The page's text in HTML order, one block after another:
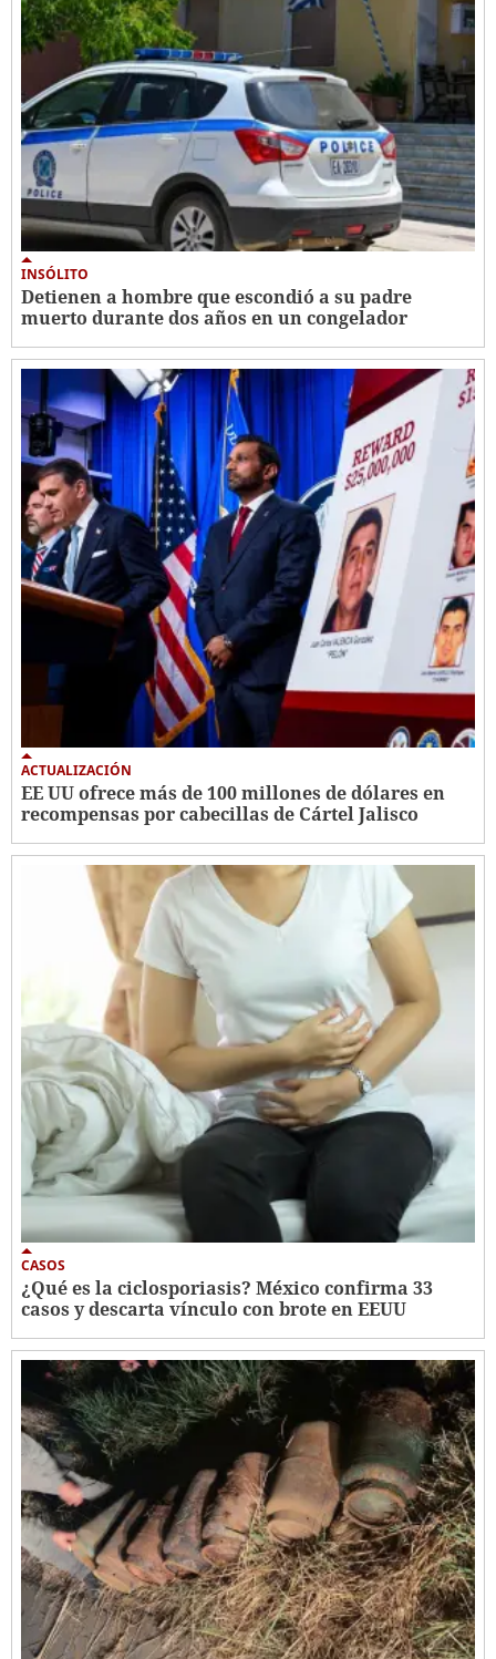
INSÓLITO
Detienen a hombre que escondió a su padre
muerto durante dos años en un congelador
ACTUALIZACIÓN
EE UU ofrece más de 100 millones de dólares en
recompensas por cabecillas de Cártel Jalisco
CASOS
¿Qué es la ciclosporiasis? México confirma 33
casos y descarta vínculo con brote en EEUU